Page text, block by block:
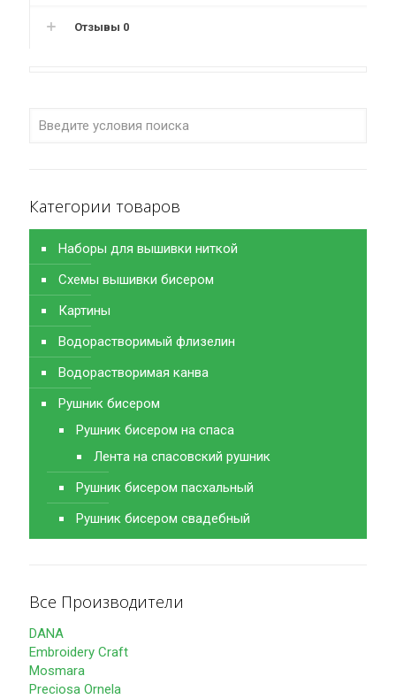
Отзывы 0
Категории товаров
Наборы для вышивки ниткой
Схемы вышивки бисером
Картины
Водорастворимый флизелин
Водорастворимая канва
Рушник бисером
Рушник бисером на спаса
Лента на спасовский рушник
Рушник бисером пасхальный
Рушник бисером свадебный
Все Производители
DANA
Embroidery Craft
Mosmara
Preciosa Ornela